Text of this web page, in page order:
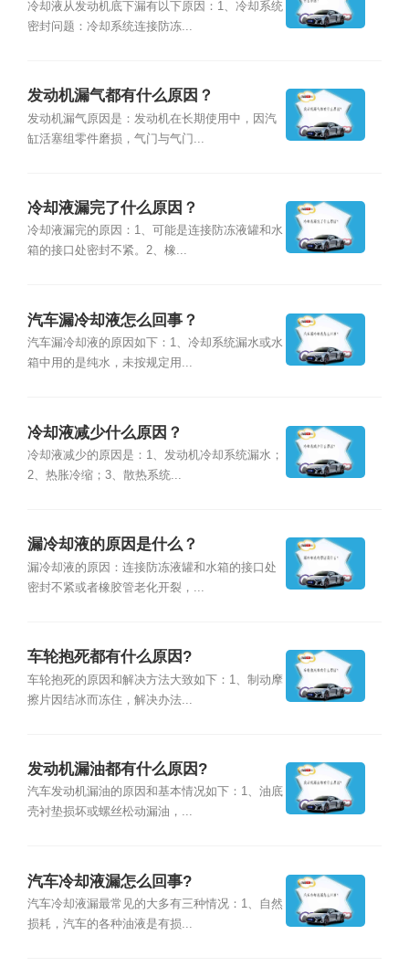
冷却液从发动机底下漏有以下原因：1、冷却系统
密封问题：冷却系统连接防冻...
发动机漏气都有什么原因？
发动机漏气原因是：发动机在长期使用中，因汽
缸活塞组零件磨损，气门与气门...
冷却液漏完了什么原因？
冷却液漏完的原因：1、可能是连接防冻液罐和水
箱的接口处密封不紧。2、橡...
汽车漏冷却液怎么回事？
汽车漏冷却液的原因如下：1、冷却系统漏水或水
箱中用的是纯水，未按规定用...
冷却液减少什么原因？
冷却液减少的原因是：1、发动机冷却系统漏水；
2、热胀冷缩；3、散热系统...
漏冷却液的原因是什么？
漏冷却液的原因：连接防冻液罐和水箱的接口处
密封不紧或者橡胶管老化开裂，...
车轮抱死都有什么原因?
车轮抱死的原因和解决方法大致如下：1、制动摩
擦片因结冰而冻住，解决办法...
发动机漏油都有什么原因?
汽车发动机漏油的原因和基本情况如下：1、油底
壳衬垫损坏或螺丝松动漏油，...
汽车冷却液漏怎么回事?
汽车冷却液漏最常见的大多有三种情况：1、自然
损耗，汽车的各种油液是有损...